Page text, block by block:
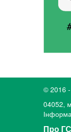
© 2016
04052,
Про